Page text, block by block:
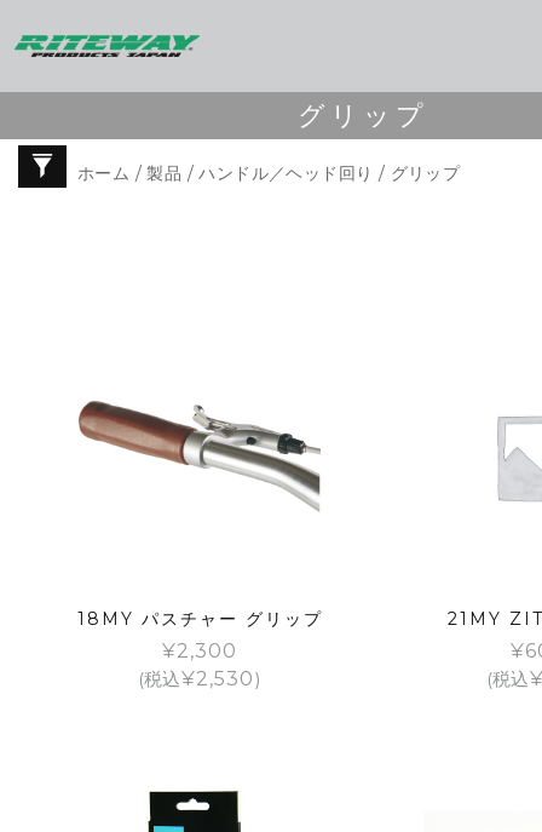
グリップ
ホーム /製品 /ハンドル／ヘッド回り / グリップ
18MY パスチャー グリップ
¥2,300
(税込¥2,530)
21MY
¥
(税込